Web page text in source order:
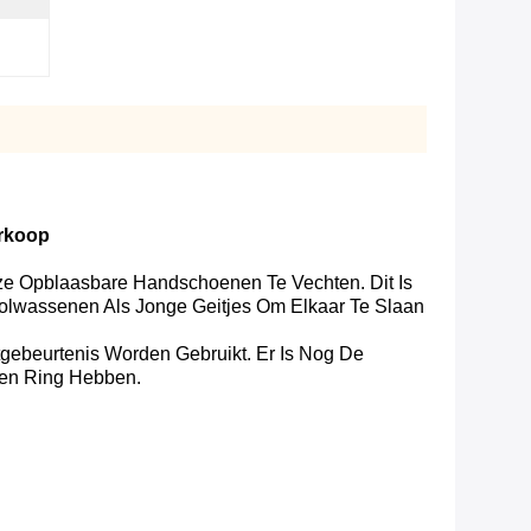
Opblaasbare Handschoenen Te Vechten. Dit Is
Als Jonge Geitjes Om Elkaar Te Slaan
Worden Gebruikt. Er Is Nog De
Ring Hebben.